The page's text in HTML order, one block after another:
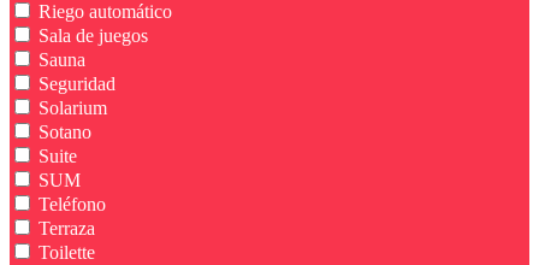
Riego automático
Sala de juegos
Sauna
Seguridad
Solarium
Sotano
Suite
SUM
Teléfono
Terraza
Toilette